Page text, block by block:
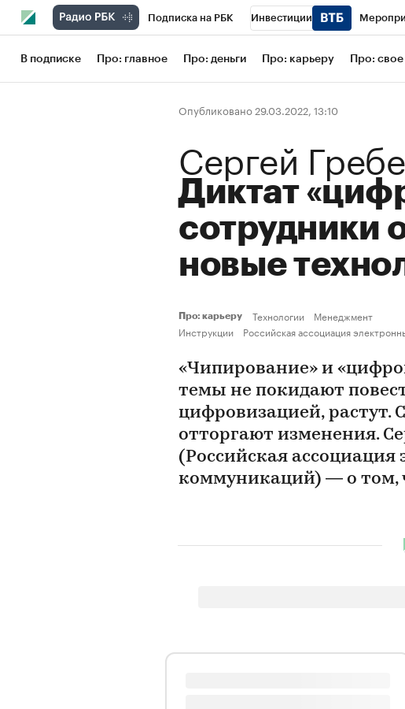
Подписка на РБК Инвестиции
Школа управления РБК РБК Образование
Рынок наличной валюты
В подписке Про: главное Про: деньги Про: карьеру Про: свое
Опубликовано 29.03.2022, 13:10
Сергей
Диктат
сотрудники
новые
Про: карьеру Технологии
Менеджмент
Инструкции
Российская ассоциация
«Чипирование» и
темы не покидают
цифровизацией, растут.
отторгают изменения.
(Российская ассоциация
коммуникаций) — о том,